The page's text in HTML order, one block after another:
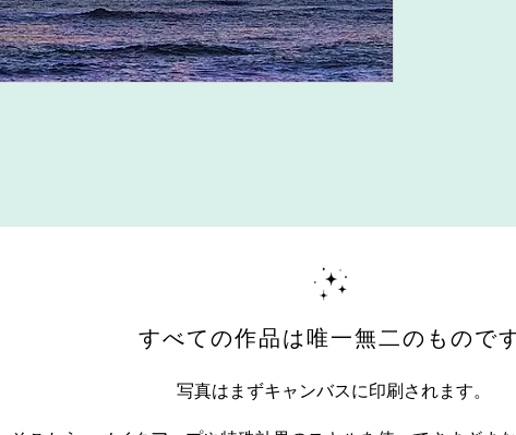
すべての作品は唯一無二のもので
写真はまずキャンバスに印刷されます。